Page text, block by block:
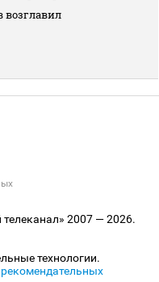
2007 — 2026.
технологии.